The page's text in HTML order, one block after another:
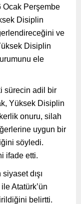
Ocak Perşembe
Disiplin
ve
Disiplin
ele
sürecin adil bir
Yüksek Disiplin
onuru, silah
uygun bir
söyledi.
ifade etti.
dışı
Atatürk’ün
belirtti.